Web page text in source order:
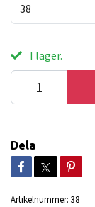
38
I lager.
Dela
Artikelnummer: 38